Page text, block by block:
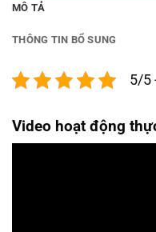
MÔ TẢ
THÔNG TIN BỔ SUNG
5/5
Video hoạt động